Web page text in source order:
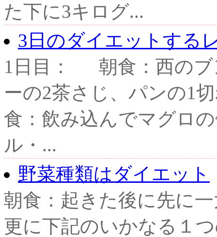
た下に3キログ...
3日のダイエットする
1日目： 朝食：西のブ
ーの2茶さじ、パンの
食：飲み込んでマグロ
ル・...
野菜種類はダイエット
朝食：起きた後に先に
更に下記のいかなる１